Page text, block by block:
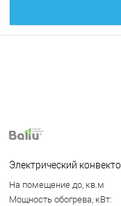
Электрический
На помещение до, кв.м
Мощность обогрева, кВт: